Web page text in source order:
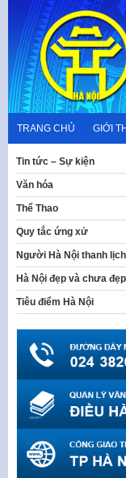
content
TRANG CHỦ GIỚI
Tin tức – Sự kiện
Văn hóa
Thể Thao
Quy tắc ứng xử
Người Hà Nội thanh
Hà Nội đẹp và chưa đẹp
Tiêu điểm Hà Nội